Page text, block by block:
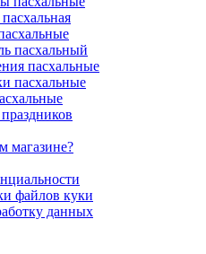
пасхальный
пасхальные
пасхальные
магазине?
файлов куки
данных